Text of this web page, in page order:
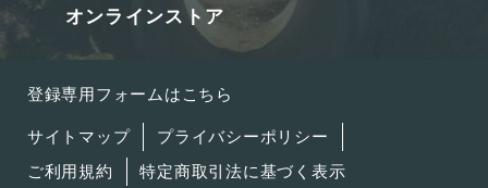
オンラインストア
登録専用フォームはこちら
サイトマップ
プライバシーポリシー
ご利用規約
特定商取引法に基づく表示